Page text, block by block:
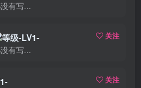
有写...
关注
有写...
关注